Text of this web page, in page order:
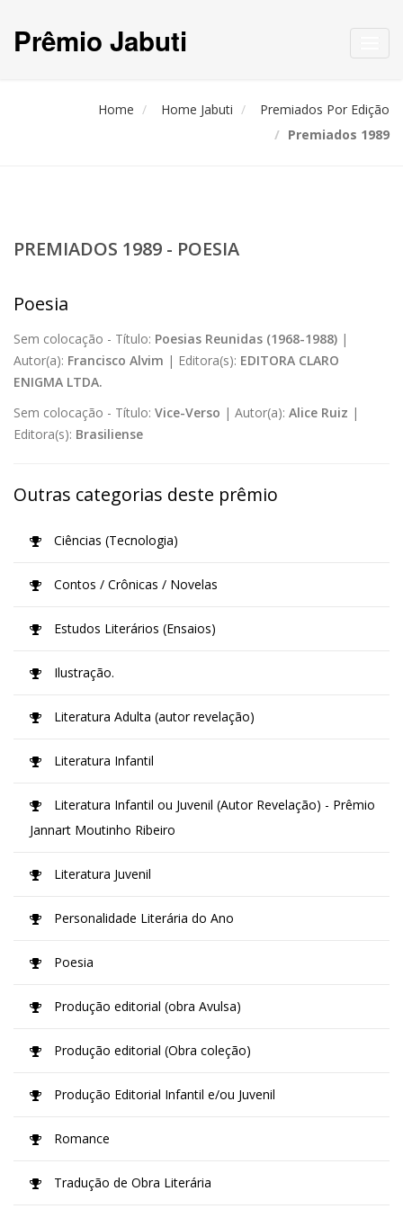
Prêmio Jabuti
Home Home Jabuti
Premiados Por Edição
Premiados 1989
PREMIADOS 1989 - POESIA
Poesia
Sem colocação - Título: Poesias Reunidas (1968-1988) |
Autor(a): Francisco Alvim | Editora(s): EDITORA CLARO
ENIGMA LTDA.
Sem colocação - Título: Vice-Verso | Autor(a): Alice Ruiz |
Editora(s): Brasiliense
Outras categorias deste prêmio
Ciências (Tecnologia)
Contos / Crônicas / Novelas
Estudos Literários (Ensaios)
Ilustração.
Literatura Adulta (autor revelação)
Literatura Infantil
Literatura Infantil ou Juvenil (Autor Revelação) - Prêmio
Jannart Moutinho Ribeiro
Literatura Juvenil
Personalidade Literária do Ano
Poesia
Produção editorial (obra Avulsa)
Produção editorial (Obra coleção)
Produção Editorial Infantil e/ou Juvenil
Romance
Tradução de Obra Literária